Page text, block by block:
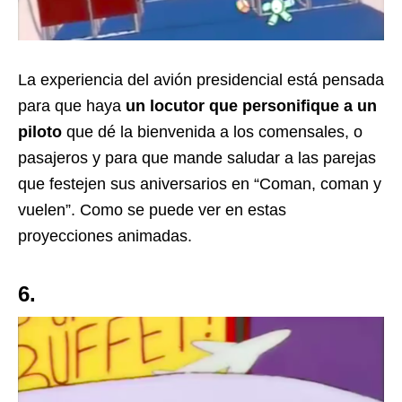
La experiencia del avión presidencial está pensada
para que haya un locutor que personifique a un
piloto que dé la bienvenida a los comensales, o
pasajeros y para que mande saludar a las parejas
que festejen sus aniversarios en “Coman, coman y
vuelen”. Como se puede ver en estas
proyecciones animadas.
6.